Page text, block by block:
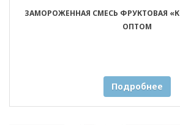
ЗАМОРОЖЕННАЯ СМЕСЬ ФРУКТОВАЯ
ОПТОМ
Подробнее